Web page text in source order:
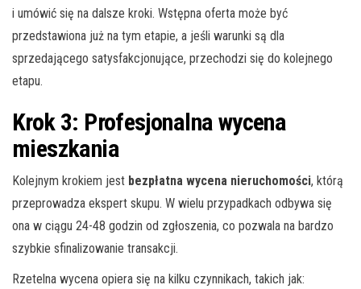
i umówić się na dalsze kroki. Wstępna oferta może być
przedstawiona już na tym etapie, a jeśli warunki są dla
sprzedającego satysfakcjonujące, przechodzi się do kolejnego
etapu.
Krok 3: Profesjonalna wycena
mieszkania
Kolejnym krokiem jest bezpłatna wycena nieruchomości, którą
przeprowadza ekspert skupu. W wielu przypadkach odbywa się
ona w ciągu 24-48 godzin od zgłoszenia, co pozwala na bardzo
szybkie sfinalizowanie transakcji.
Rzetelna wycena opiera się na kilku czynnikach, takich jak: